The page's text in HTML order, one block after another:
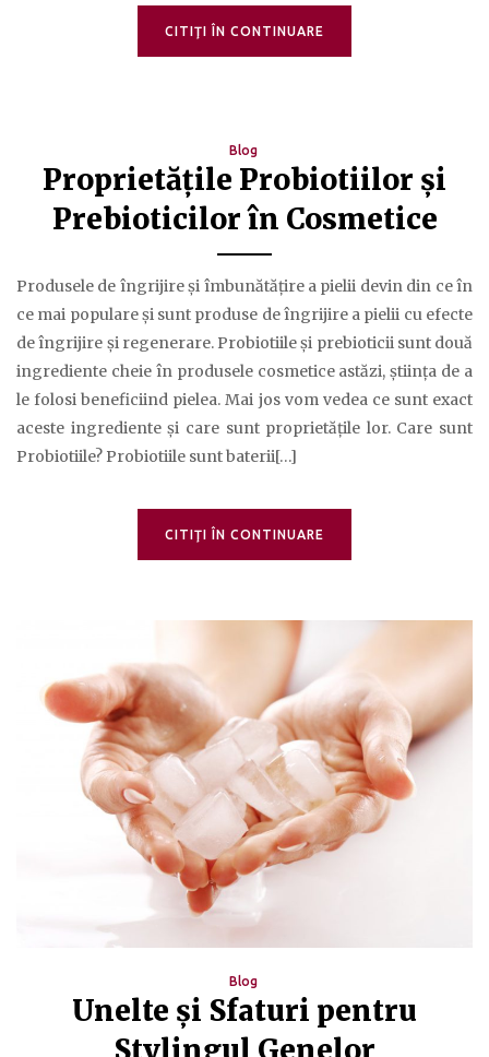
CITIŢI ÎN CONTINUARE
Blog
Proprietățile Probiotiilor și
Prebioticilor în Cosmetice
Produsele de îngrijire și îmbunătățire a pielii devin din ce în
ce mai populare și sunt produse de îngrijire a pielii cu efecte
de îngrijire și regenerare. Probiotiile și prebioticii sunt două
ingrediente cheie în produsele cosmetice astăzi, știința de a
le folosi beneficiind pielea. Mai jos vom vedea ce sunt exact
aceste ingrediente și care sunt proprietățile lor. Care sunt
Probiotiile? Probiotiile sunt baterii[…]
CITIŢI ÎN CONTINUARE
Blog
Unelte și Sfaturi pentru
Stylingul Genelor